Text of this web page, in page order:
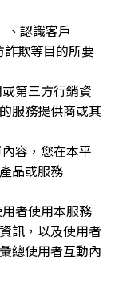
認識客戶
欺等目的所要
第三方行銷資
服務提供商或其
容，您在本平
品或服務
者使用本服務
訊，以及使用者
總使用者互動內